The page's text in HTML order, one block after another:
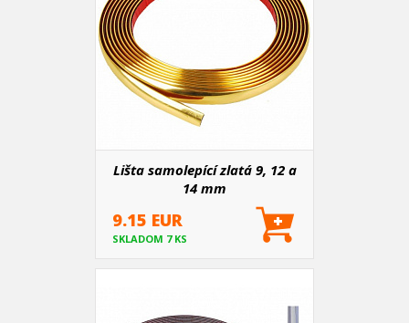
Lišta samolepící zlatá 9, 12 a
14 mm
9.15 EUR
SKLADOM 7 KS